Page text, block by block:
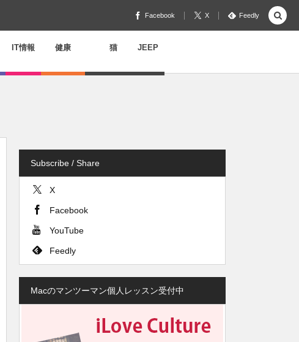
Facebook X Feedly
IT情報 健康 猫 JEEP
Subscribe / Share
X
Facebook
YouTube
Feedly
Macのマンツーマン個人レッスン受付中